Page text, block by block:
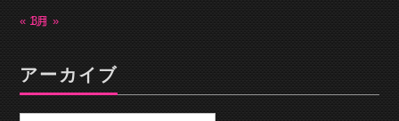
« 1月3月 »
アーカイブ